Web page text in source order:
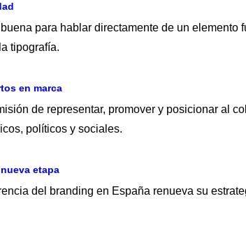
para hablar directamente de un
tipografía.
en marca
de representar, promover y posicionar al
políticos y sociales.
etapa
del branding en España renueva su